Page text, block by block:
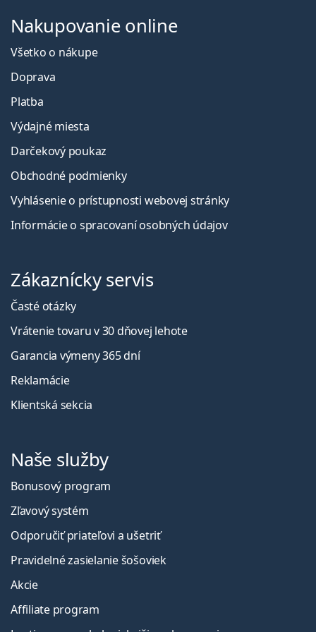
Nakupovanie online
Všetko o nákupe
Doprava
Platba
Výdajné miesta
Darčekový poukaz
Obchodné podmienky
Vyhlásenie o prístupnosti webovej stránky
Informácie o spracovaní osobných údajov
Zákaznícky servis
Časté otázky
Vrátenie tovaru v 30 dňovej lehote
Garancia výmeny 365 dní
Reklamácie
Klientská sekcia
Naše služby
Bonusový program
Zľavový systém
Odporučiť priateľovi a ušetriť
Pravidelné zasielanie šošoviek
Akcie
Affiliate program